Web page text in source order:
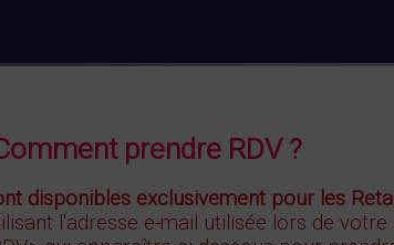
prendre RDV ?
disponibles exclusivement pour les
l'adresse e-mail utilisée lors de